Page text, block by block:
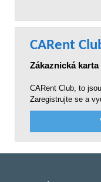
CARent
Zákaznická
CARent Club, to
Zaregistrujte se a